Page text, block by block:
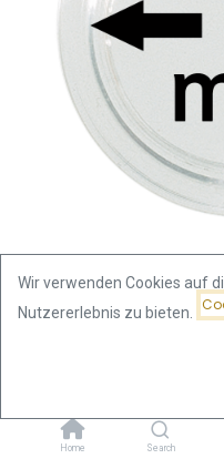
Home Search
Münzkapsel
6,00€
inkl. MwSt.
Wir verwenden Cookies auf
Nutzererlebnis zu bieten.